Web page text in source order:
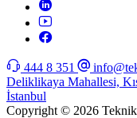
444 8 351
Deliklikaya Mahallesi,
İstanbul
Copyright © 2026